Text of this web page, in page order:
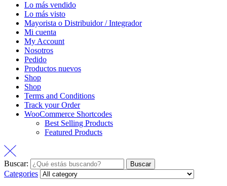
Lo más vendido
Lo más visto
Mayorista o Distribuidor / Integrador
Mi cuenta
My Account
Nosotros
Pedido
Productos nuevos
Shop
Shop
Terms and Conditions
Track your Order
WooCommerce Shortcodes
Best Selling Products
Featured Products
Buscar: Buscar
Categories